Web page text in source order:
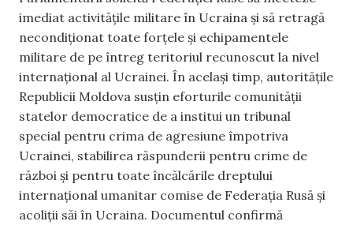
imediat activitățile militare în Ucraina și să retragă
necondiționat toate forțele și echipamentele
militare de pe întreg teritoriul recunoscut la nivel
internațional al Ucrainei. În același timp, autoritățile
Republicii Moldova susțin eforturile comunității
statelor democratice de a institui un tribunal
special pentru crima de agresiune împotriva
Ucrainei, stabilirea răspunderii pentru crime de
război și pentru toate încălcările dreptului
internațional umanitar comise de Federația Rusă și
acoliții săi în Ucraina. Documentul confirmă